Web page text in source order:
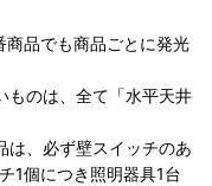
品でも商品ごとに発光
ものは、全て「水平天井
は、必ず壁スイッチのあ
1個につき照明器具1台